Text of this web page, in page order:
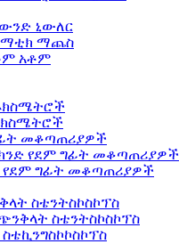
ኒውለር
ማጨስ
አቶም
መቆጣጠሪያዎች
የደም ግፊት መቆጣጠሪያዎች
የደም ግፊት መቆጣጠሪያዎች
ስቴንትስኮስኮፕስ
ስቴንትስኮስኮፕስ